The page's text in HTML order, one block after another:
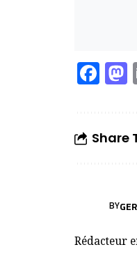
Share
BY
Rédacteur